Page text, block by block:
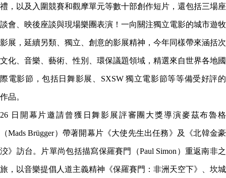
禮，以及入圍競賽和觀摩單元等數十部創作短片，還包括三場座
談會、映後座談與現場樂團表演！一向關注獨立電影的城市遊牧
影展，延續另類、獨立、創意的影展精神，今年同樣帶來涵括次
文化、音樂、藝術、性別、環保議題領域，精選來自世界各地國
際電影節，包括日舞影展、SXSW 獨立電影節等等備受好評的
作品。
26 日開幕片邀請曾獲日舞影展評審團大獎導演麥茲布魯格
（Mads Brügger）帶著開幕片《大使先生出任務》及《北韓金豪
洨》訪台。片單尚包括描寫保羅賽門（Paul Simon）重返南非之
旅，以音樂提倡人道主義精神《保羅賽門：非洲天空下》、坎城